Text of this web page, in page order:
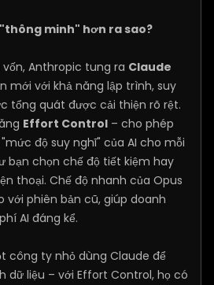
minh" hơn ra sao?
Anthropic tung ra Claude
mới với khả năng lập trình, suy
tổng quát được cải thiện rõ rệt.
Effort Control – cho phép
độ suy nghĩ" của AI cho mỗi
bạn chọn chế độ tiết kiệm hay
thoại. Chế độ nhanh của Opus
với phiên bản cũ, giúp doanh
AI đáng kể.
công ty nhỏ dùng Claude để
dữ liệu – với Effort Control, họ có